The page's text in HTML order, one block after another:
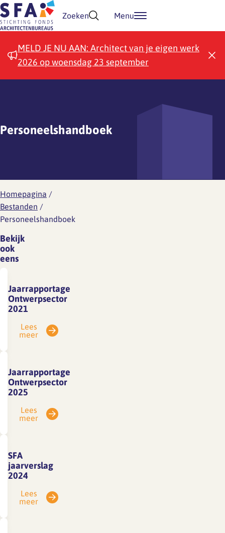
Doorgaan naar inhoud
Zoeken Menu
MELD JE NU AAN: Architect van je eigen werk
2026 op woensdag 23 september
Personeelshandboek
Homepagina /
Bestanden /
Personeelshandboek
Bekijk
ook
eens
Jaarrapportage
Ontwerpsector
2021
Lees
meer
Jaarrapportage
Ontwerpsector
2025
Lees
meer
SFA
jaarverslag
2024
Lees
meer